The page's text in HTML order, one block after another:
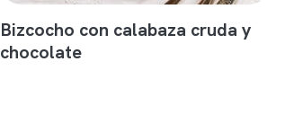
Bizcocho con calabaza cruda y
chocolate